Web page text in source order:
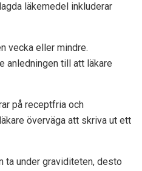
läkemedel inkluderar
vecka eller mindre.
anledningen till att läkare
på receptfria och
överväga att skriva ut ett
ta under graviditeten, desto